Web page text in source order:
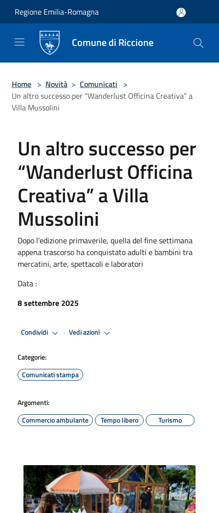
Regione Emilia-Romagna
Comune di Riccione
Home > Novità > Comunicati >
Un altro successo per “Wanderlust Officina Creativa” a
Villa Mussolini
Un altro successo per
“Wanderlust Officina
Creativa” a Villa
Mussolini
Dopo l’edizione primaverile, quella del fine settimana
appena trascorso ha conquistato adulti e bambini tra
mercatini, arte, spettacoli e laboratori
Data :
8 settembre 2025
Condividi Vedi azioni
Categorie:
Comunicati stampa
Argomenti:
Commercio ambulante
Tempo libero Turismo